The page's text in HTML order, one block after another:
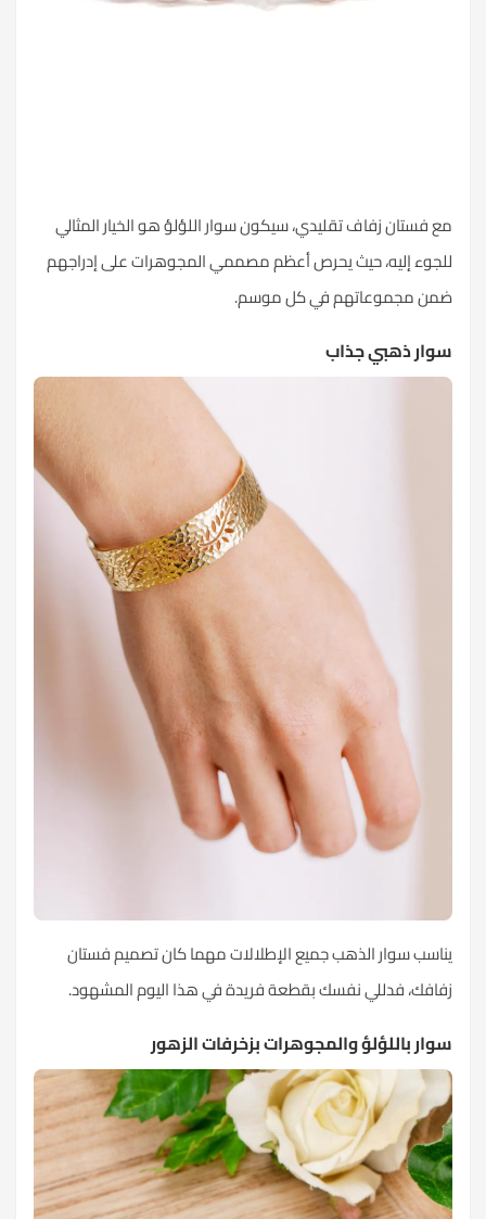
مع فستان زفاف تقليدي، سيكون سوار اللؤلؤ هو الخيار المثالي
للجوء إليه، حيث يحرص أعظم مصممي المجوهرات على إدراجهم
ضمن مجموعاتهم في كل موسم.
سوار ذهبي جذاب
يناسب سوار الذهب جميع الإطلالات مهما كان تصميم فستان
زفافك، فدللي نفسك بقطعة فريدة في هذا اليوم المشهود.
سوار باللؤلؤ والمجوهرات بزخرفات الزهور